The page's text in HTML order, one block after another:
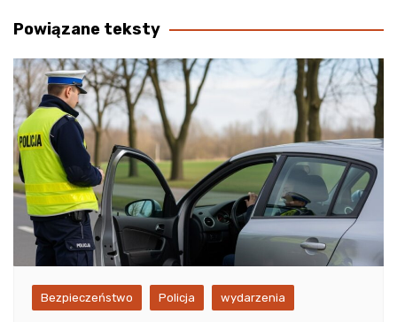
Powiązane teksty
Bezpieczeństwo Policja wydarzenia